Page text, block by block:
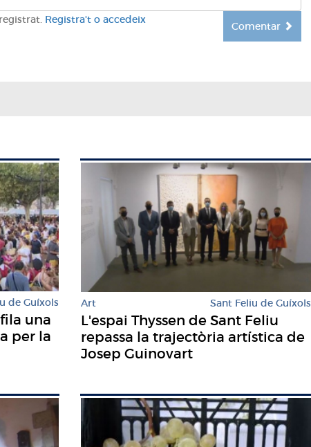
Registra't o accedeix
Comentar
de Guíxols
una
per la
Art Sant Feliu de Guíxols
L'espai Thyssen de Sant Feliu
repassa la trajectòria artística de
Josep Guinovart